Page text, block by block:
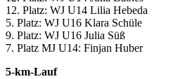
12. Platz: WJ U14 Lilia Hebeda
5. Platz: WJ U16 Klara Schüle
9. Platz: WJ U16 Julia Süß
7. Platz MJ U14: Finjan Huber
5-km-Lauf